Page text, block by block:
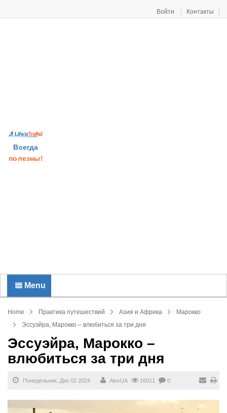
Войти Контакты
Всегда
полезны!
Menu
Home Практика путешествий Азия и Африка
Марокко
Эссуэйра, Марокко – влюбиться за три дня
Эссуэйра, Марокко –
влюбиться за три дня
Понедельник, Дек 02 2024 AlexUA 16011 0